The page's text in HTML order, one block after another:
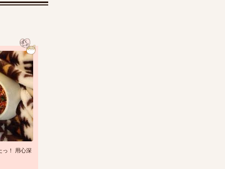
っ！ 用心深